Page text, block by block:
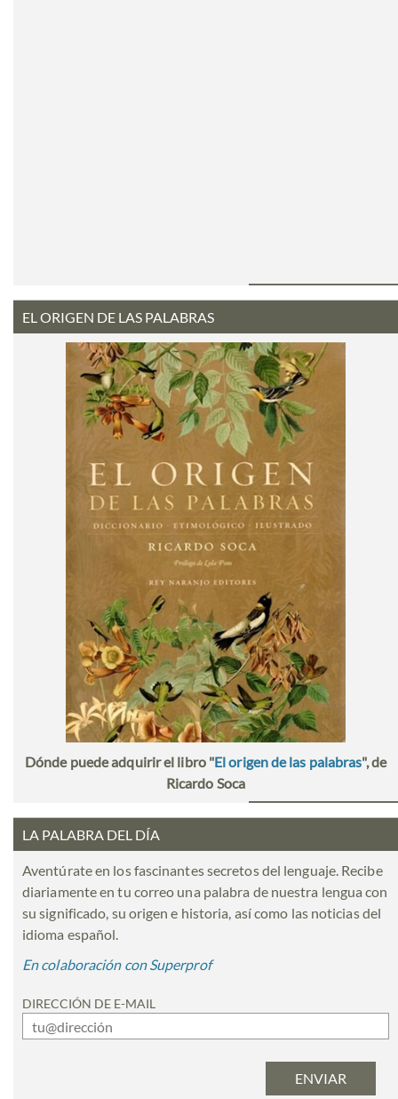
EL ORIGEN DE LAS PALABRAS
Dónde puede adquirir el libro "El origen de las palabras", de
Ricardo Soca
LA PALABRA DEL DÍA
Aventúrate en los fascinantes secretos del lenguaje. Recibe
diariamente en tu correo una palabra de nuestra lengua con
su significado, su origen e historia, así como las noticias del
idioma español.
En colaboración con Superprof
DIRECCIÓN DE E-MAIL